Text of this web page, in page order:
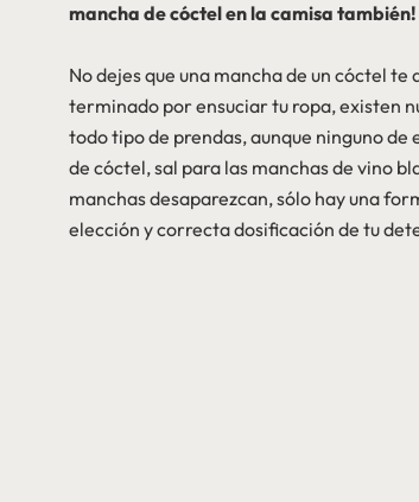
mancha de cóctel en la camisa también!
No dejes que una mancha de un cóctel
terminado por ensuciar tu ropa, existen
todo tipo de prendas, aunque ninguno
de cóctel, sal para las manchas de vino
manchas desaparezcan, sólo hay una
elección y correcta dosificación de tu